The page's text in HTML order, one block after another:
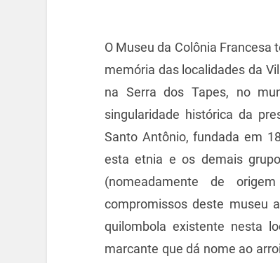
O Museu da Colônia
memória das localidades da
na Serra dos Tapes, no
singularidade histórica da
Santo Antônio, fundada em
esta etnia e os demais
(nomeadamente de
compromissos deste museu
quilombola existente nesta
marcante que dá nome ao